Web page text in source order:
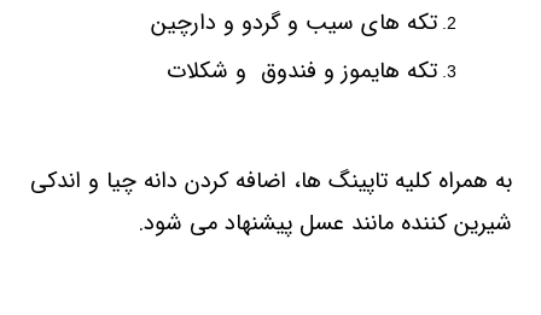
تکه های سیب و گردو و دارچین
تکه هایموز و فندوق و شکلات
به همراه کلیه تاپینگ ها، اضافه کردن دانه چیا و اندکی
شیرین کننده مانند عسل پیشنهاد می شود.